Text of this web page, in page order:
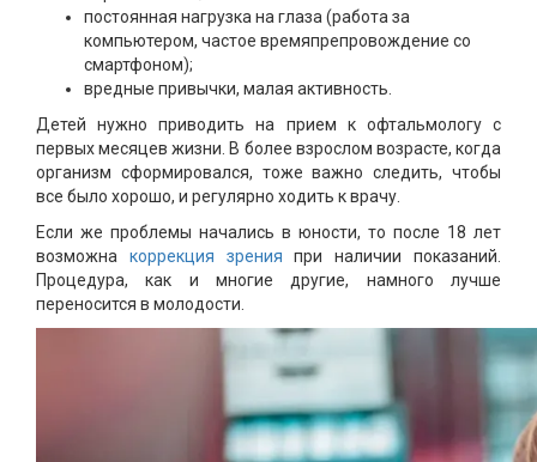
постоянная нагрузка на глаза (работа за
компьютером, частое времяпрепровождение со
смартфоном);
вредные привычки, малая активность.
Детей нужно приводить на прием к офтальмологу с
первых месяцев жизни. В более взрослом возрасте, когда
организм сформировался, тоже важно следить, чтобы
все было хорошо, и регулярно ходить к врачу.
Если же проблемы начались в юности, то после 18 лет
возможна коррекция зрения при наличии показаний.
Процедура, как и многие другие, намного лучше
переносится в молодости.